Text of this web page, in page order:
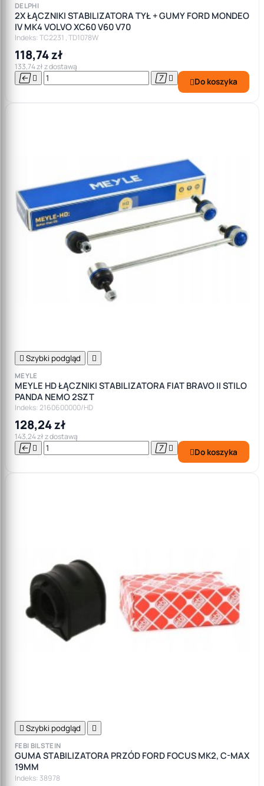
DELPHI
2X ŁĄCZNIKI STABILIZATORA TYŁ + GUMY FORD MONDEO
IV MK4 VOLVO XC60 V60 V70
Indeks: TC2231 , TD1078W
118,74 zł
133,74 zł z dostawą
    Do koszyka
 Szybki podgląd 
MEYLE
MEYLE HD ŁĄCZNIKI STABILIZATORA FIAT BRAVO II STILO
PANDA NEMO 2SZT
Indeks: 2160600000/HD
128,24 zł
143,24 zł z dostawą
    Do koszyka
 Szybki podgląd 
FEBI BILSTEIN
GUMA STABILIZATORA PRZÓD FORD FOCUS MK2, C-MAX
19MM
Indeks: 38978